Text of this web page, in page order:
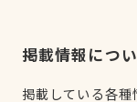
掲載情報につ
掲載している各